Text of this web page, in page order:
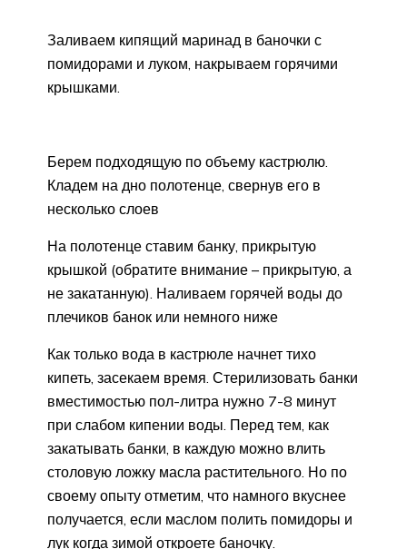
Заливаем кипящий маринад в баночки с
помидорами и луком, накрываем горячими
крышками.
Берем подходящую по объему кастрюлю.
Кладем на дно полотенце, свернув его в
несколько слоев
На полотенце ставим банку, прикрытую
крышкой (обратите внимание – прикрытую, а
не закатанную). Наливаем горячей воды до
плечиков банок или немного ниже
Как только вода в кастрюле начнет тихо
кипеть, засекаем время. Стерилизовать банки
вместимостью пол-литра нужно 7-8 минут
при слабом кипении воды. Перед тем, как
закатывать банки, в каждую можно влить
столовую ложку масла растительного. Но по
своему опыту отметим, что намного вкуснее
получается, если маслом полить помидоры и
лук когда зимой откроете баночку.